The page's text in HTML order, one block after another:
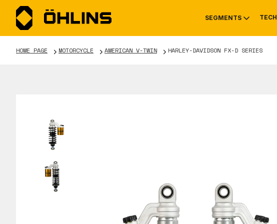
SEGMENTS TECH
HOME PAGE MOTORCYCLE AMERICAN V-TWIN HARLEY-DAVIDSON FX-D SERIES